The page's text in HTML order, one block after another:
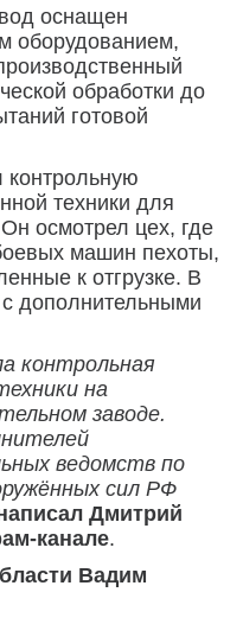
оснащен
оборудованием,
обработки до
готовой
техники для
осмотрел цех, где
машин пехоты,
к отгрузке. В
дополнительными
контрольная
на
заводе.
ведомств по
сил РФ
Дмитрий
канале.
Вадим